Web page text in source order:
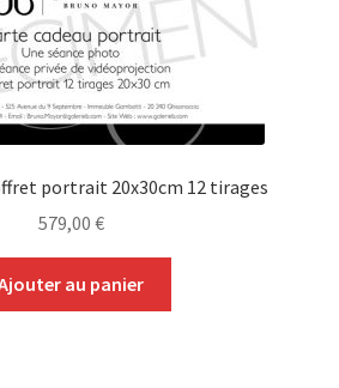
portrait 20x30cm 12 tirages
579,00 €
au panier